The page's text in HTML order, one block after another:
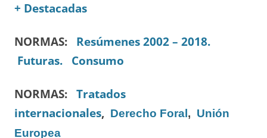
+ Destacadas
NORMAS: Resúmenes 2002 – 2018.
Futuras.
Consumo
NORMAS: Tratados
internacionales, Derecho Foral , Unión
Europea